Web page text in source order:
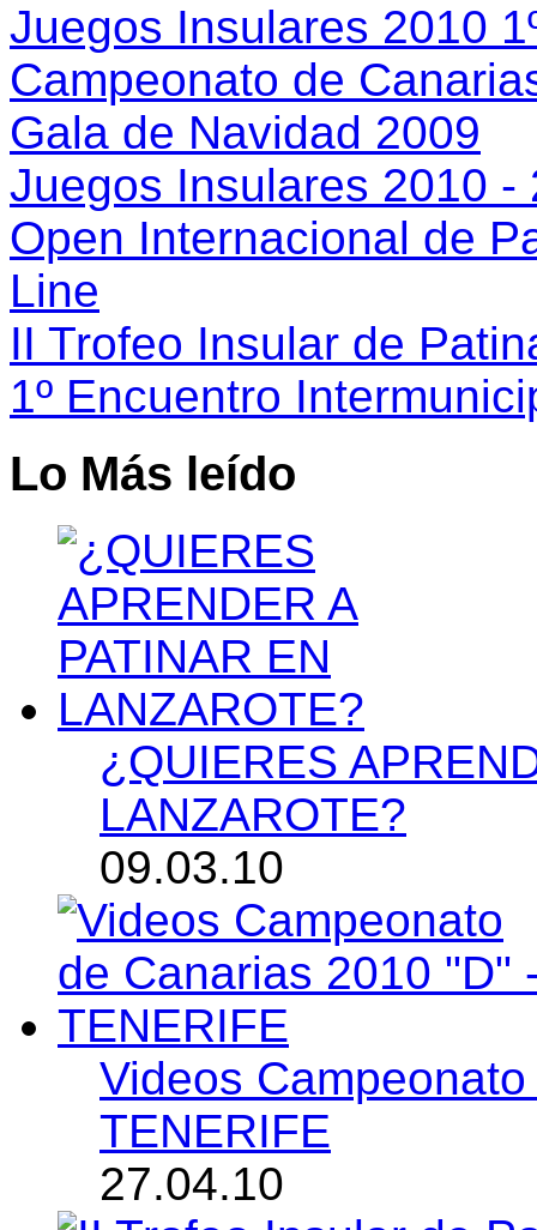
Juegos Insulares 2010
Campeonato de
Gala de Navidad 2009
Juegos Insulares 2010 -
Open Internacional de
Line
II Trofeo Insular de
1º Encuentro
Lo Más leído
¿QUIERES
LANZAROTE?
09.03.10
Videos
TENERIFE
27.04.10